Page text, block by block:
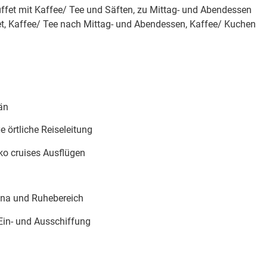
mit Kaffee/ Tee und Säften, zu Mittag- und Abendessen
Tee nach Mittag- und Abendessen, Kaffee/
örtliche Reiseleitung
cruises Ausflügen
und Ruhebereich
und Ausschiffung